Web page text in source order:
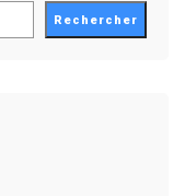
Rechercher